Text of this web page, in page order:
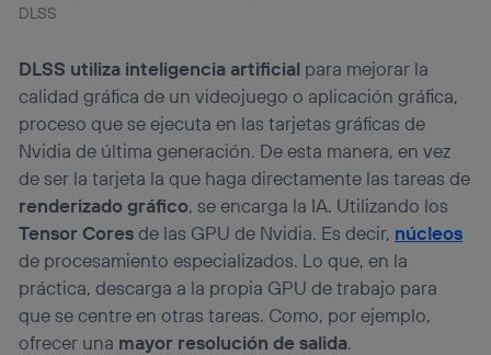
DLSS
DLSS utiliza inteligencia artificial para mejorar la
calidad gráfica de un videojuego o aplicación gráfica,
proceso que se ejecuta en las tarjetas gráficas de
Nvidia de última generación. De esta manera, en vez
de ser la tarjeta la que haga directamente las tareas de
renderizado gráfico, se encarga la IA. Utilizando los
Tensor Coresde las GPU de Nvidia. Es decir, núcleos
de procesamiento especializados. Lo que, en la
práctica, descarga a la propia GPU de trabajo para
que se centre en otras tareas. Como, por ejemplo,
ofrecer una mayor resolución de salida.